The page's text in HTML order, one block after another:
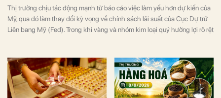
Thị trường chịu tác động mạnh từ báo cáo việc làm yếu hơn dự kiến của
Mỹ, qua đó làm thay đổi kỳ vọng về chính sách lãi suất của Cục Dự trữ
Liên bang Mỹ (Fed). Trong khi vàng và nhóm kim loại quý hưởng lợi rõ rệt